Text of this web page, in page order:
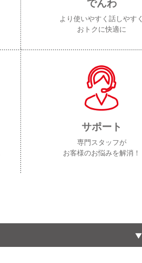
でんわ
より使いやすく話しやすく
おトクに快適に
サポート
専門スタッフが
お客様のお悩みを解消！